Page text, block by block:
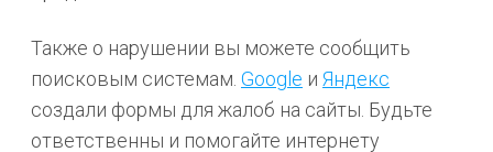
Также о нарушении вы можете сообщить
поисковым системам. Google и Яндекс
создали формы для жалоб на сайты. Будьте
ответственны и помогайте интернету